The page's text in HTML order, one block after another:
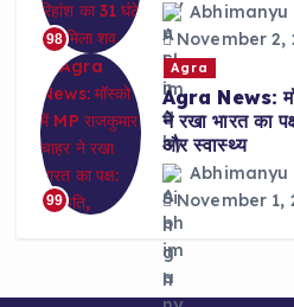
98
Abhimanyu
November 2,
99
Agra
Agra News:
ने रखा भारत का
और स्वास्थ्य
Abhimanyu
November 1,